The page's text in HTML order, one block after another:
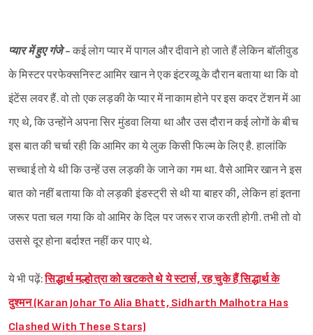
प्यार में हुए गंजे - कई लोग प्यार में पागल और दीवाने हो जाते हैं लेकिन बॉलीवुड
के मिस्टर परफेक्सनिस्ट आमिर खान ने एक इंटरव्यू के दौरान बताया था कि वो
इंटेंस लवर हैं. वो तो एक लड़की के प्यार में नाकाम होने पर इस कदर टेंशन में आ
गए थे, कि उन्होंने अपना सिर मुंडवा लिया था और उस दौरान कई लोगों के बीच
इस बात की चर्चा रही कि आमिर का ये लुक किसी फिल्म के लिए है. हालांकि
सच्चाई तो ये थी कि उन्हें उस लड़की के जाने का गम था. वैसे आमिर खान ने इस
बात को नहीं बताया कि वो लड़की इंडस्ट्री से थी या बाहर की, लेकिन हां इतना
जरूर पता चल गया कि वो आमिर के दिल पर जरूर राज करती होगी. तभी तो वो
उससे दूर होना बर्दाश्त नहीं कर पाए थे.
ये भी पढ़ें:सिद्धार्थ मल्होत्रा को खटकते थे ये स्टार्स, रह चुके हैं सिद्धार्थ के
दुश्मन (Karan Johar To Alia Bhatt, Sidharth Malhotra Has
Clashed With These Stars)